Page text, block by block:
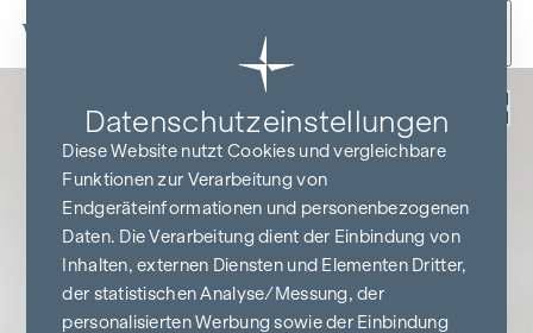
Zum Inhalt springen
Datenschutz­einstellungen
Diese Website nutzt Cookies und vergleichbare
Funktionen zur Verarbeitung von
Endgeräteinformationen und personenbezogenen
Daten. Die Verarbeitung dient der Einbindung von
Inhalten, externen Diensten und Elementen Dritter,
der statistischen Analyse/Messung, der
personalisierten Werbung sowie der Einbindung